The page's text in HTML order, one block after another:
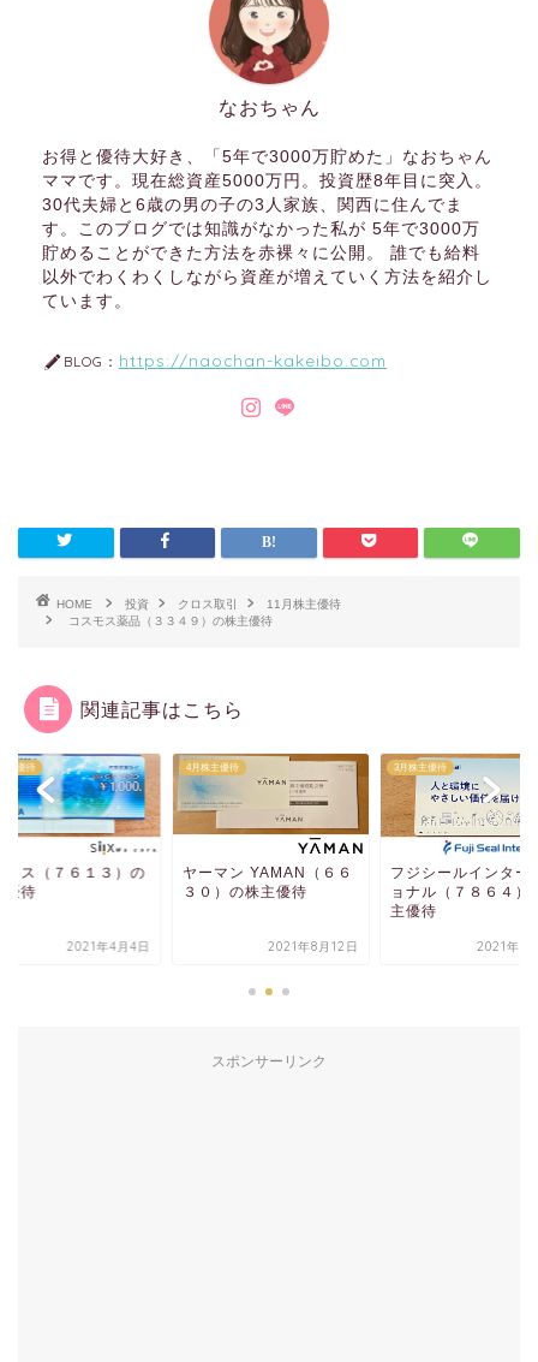
なおちゃん
お得と優待大好き、「5年で3000万貯めた」なおちゃん
ママです。現在総資産5000万円。投資歴8年目に突入。
30代夫婦と6歳の男の子の3人家族、関西に住んでま
す。このブログでは知識がなかった私が 5年で3000万
貯めることができた方法を赤裸々に公開。 誰でも給料
以外でわくわくしながら資産が増えていく方法を紹介し
ています。
BLOG： https://naochan-kakeibo.com
HOME 投資 クロス取引
11月株主優待
コスモス薬品（３３４９）の株主優待
関連記事はこちら
主優待
クス（７６１３）の
優待
2021年4月4日
4月株主優待
ヤーマン YAMAN（６６
３０）の株主優待
2021年8月12日
3月株主優待
フジシールインター
ョナル（７８６４）
主優待
2021年5
スポンサーリンク